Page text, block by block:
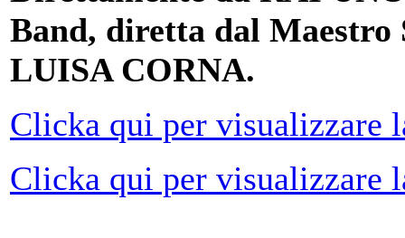
Band, diretta dal
LUISA CORNA.
Clicka qui per visualizzare
Clicka qui per visualizzare